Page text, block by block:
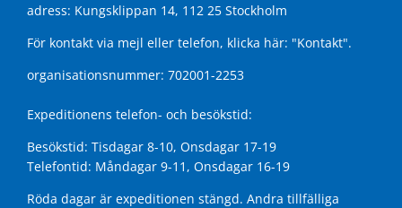
adress: Kungsklippan 14, 112 25 Stockholm
För kontakt via mejl eller telefon, klicka här: "Kontakt".
organisationsnummer: 702001-2253
Expeditionens telefon- och besökstid:
Besökstid: Tisdagar 8-10, Onsdagar 17-19
Telefontid: Måndagar 9-11, Onsdagar 16-19
Röda dagar är expeditionen stängd. Andra tillfälliga